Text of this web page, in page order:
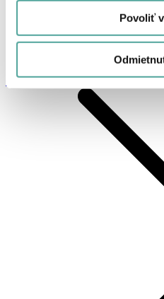
Povoliť
OASIS® ŠPENDLÍKY 40 mm